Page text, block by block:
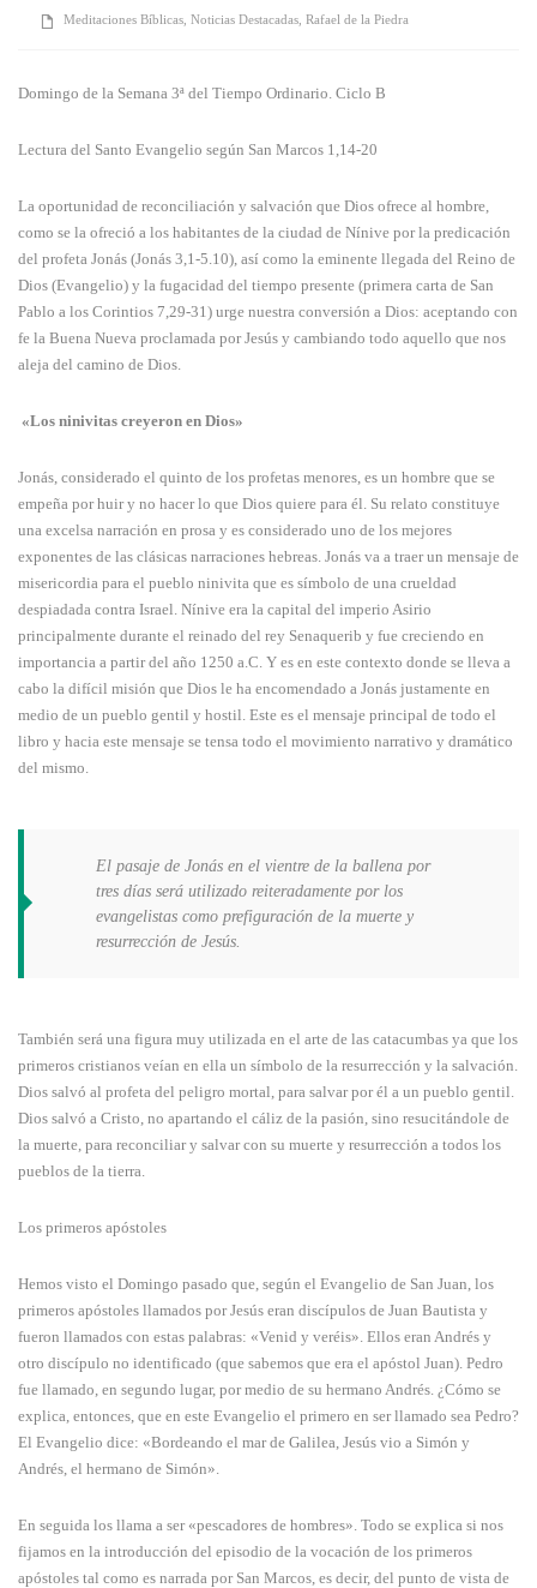
Meditaciones Bíblicas Noticias Destacadas Rafael de la Piedra
Domingo de la Semana 3ª del Tiempo Ordinario. Ciclo B
Lectura del Santo Evangelio según San Marcos 1,14-20
La oportunidad de reconciliación y salvación que Dios ofrece al hombre,
como se la ofreció a los habitantes de la ciudad de Nínive por la predicación
del profeta Jonás (Jonás 3,1-5.10), así como la eminente llegada del Reino de
Dios (Evangelio) y la fugacidad del tiempo presente (primera carta de San
Pablo a los Corintios 7,29-31) urge nuestra conversión a Dios: aceptando con
fe la Buena Nueva proclamada por Jesús y cambiando todo aquello que nos
aleja del camino de Dios.
«Los ninivitas creyeron en Dios»
Jonás, considerado el quinto de los profetas menores, es un hombre que se
empeña por huir y no hacer lo que Dios quiere para él. Su relato constituye
una excelsa narración en prosa y es considerado uno de los mejores
exponentes de las clásicas narraciones hebreas. Jonás va a traer un mensaje de
misericordia para el pueblo ninivita que es símbolo de una crueldad
despiadada contra Israel. Nínive era la capital del imperio Asirio
principalmente durante el reinado del rey Senaquerib y fue creciendo en
importancia a partir del año 1250 a.C. Y es en este contexto donde se lleva a
cabo la difícil misión que Dios le ha encomendado a Jonás justamente en
medio de un pueblo gentil y hostil. Este es el mensaje principal de todo el
libro y hacia este mensaje se tensa todo el movimiento narrativo y dramático
del mismo.
El pasaje de Jonás en el vientre de la ballena por
tres días será utilizado reiteradamente por los
evangelistas como prefiguración de la muerte y
resurrección de Jesús.
También será una figura muy utilizada en el arte de las catacumbas ya que los
primeros cristianos veían en ella un símbolo de la resurrección y la salvación.
Dios salvó al profeta del peligro mortal, para salvar por él a un pueblo gentil.
Dios salvó a Cristo, no apartando el cáliz de la pasión, sino resucitándole de
la muerte, para reconciliar y salvar con su muerte y resurrección a todos los
pueblos de la tierra.
Los primeros apóstoles
Hemos visto el Domingo pasado que, según el Evangelio de San Juan, los
primeros apóstoles llamados por Jesús eran discípulos de Juan Bautista y
fueron llamados con estas palabras: «Venid y veréis». Ellos eran Andrés y
otro discípulo no identificado (que sabemos que era el apóstol Juan). Pedro
fue llamado, en segundo lugar, por medio de su hermano Andrés. ¿Cómo se
explica, entonces, que en este Evangelio el primero en ser llamado sea Pedro?
El Evangelio dice: «Bordeando el mar de Galilea, Jesús vio a Simón y
Andrés, el hermano de Simón».
En seguida los llama a ser «pescadores de hombres». Todo se explica si nos
fijamos en la introducción del episodio de la vocación de los primeros
apóstoles tal como es narrada por San Marcos, es decir, del punto de vista de